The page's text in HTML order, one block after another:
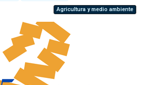
Agricultura y medio ambiente